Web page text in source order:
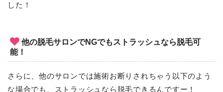
した！
他の脱毛サロンでNGでもストラッシュなら脱毛可
能！
さらに、他のサロンでは施術お断りされちゃう以下のよう
な場合でも、ストラッシュなら脱毛できるんですー！